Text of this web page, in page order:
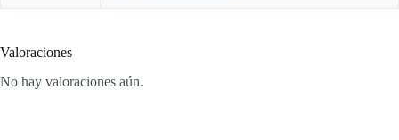
Valoraciones
No hay valoraciones aún.